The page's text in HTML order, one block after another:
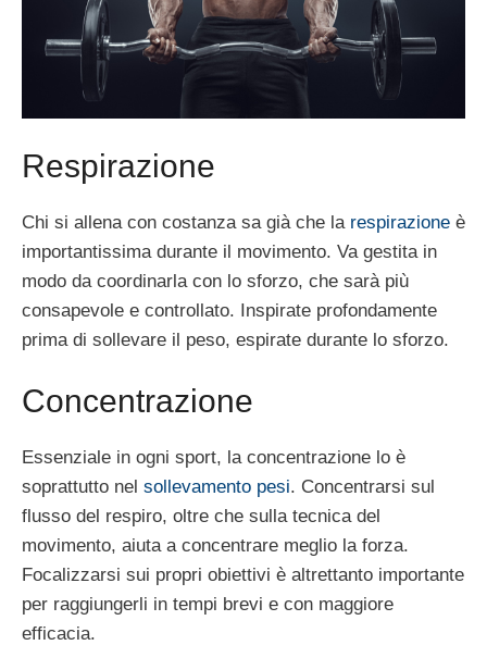
Respirazione
Chi si allena con costanza sa già che la respirazione è
importantissima durante il movimento. Va gestita in
modo da coordinarla con lo sforzo, che sarà più
consapevole e controllato. Inspirate profondamente
prima di sollevare il peso, espirate durante lo sforzo.
Concentrazione
Essenziale in ogni sport, la concentrazione lo è
soprattutto nel sollevamento pesi. Concentrarsi sul
flusso del respiro, oltre che sulla tecnica del
movimento, aiuta a concentrare meglio la forza.
Focalizzarsi sui propri obiettivi è altrettanto importante
per raggiungerli in tempi brevi e con maggiore
efficacia.